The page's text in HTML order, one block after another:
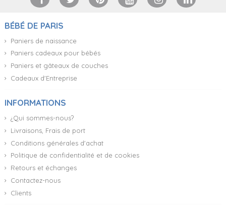
BÉBÉ DE PARIS
Paniers de naissance
Paniers cadeaux pour bébés
Paniers et gâteaux de couches
Cadeaux d'Entreprise
INFORMATIONS
¿Qui sommes-nous?
Livraisons, Frais de port
Conditions générales d'achat
Politique de confidentialité et de cookies
Retours et échanges
Contactez-nous
Clients